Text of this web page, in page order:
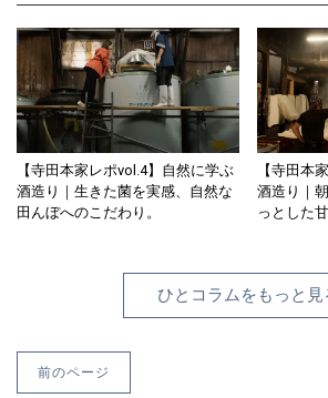
【寺田本家レポvol.4】自然に学ぶ
酒造り｜生きた菌を実感、自然な
田んぼへのこだわり。
【寺田本
酒造り｜
っとした甘
ひとコラムをもっと見
前のページ